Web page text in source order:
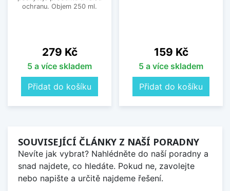
ochranu. Objem 250 ml.
Cena
279 Kč
5 a více skladem
Přidat do košíku
Cena
159 Kč
5 a více skladem
Přidat do košíku
SOUVISEJÍCÍ ČLÁNKY Z NAŠÍ PORADNY
Nevíte jak vybrat? Nahlédněte do naší poradny a
snad najdete, co hledáte. Pokud ne, zavolejte
nebo napište a určitě najdeme řešení.